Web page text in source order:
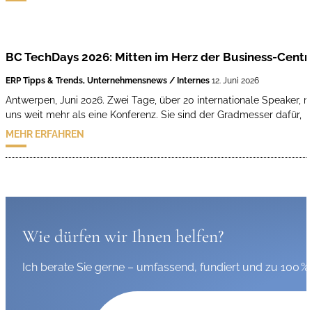
BC TechDays 2026: Mitten im Herz der Business-
ERP Tipps & Trends, Unternehmensnews / Internes 12. Juni 2026
Antwerpen, Juni 2026. Zwei Tage, über 20 internationale Speaker,
uns weit mehr als eine Konferenz. Sie sind der Gradmesser dafür,
MEHR ERFAHREN
Wie dürfen wir Ihnen helfen?
Ich berate Sie gerne – umfassend, fundiert und zu 100